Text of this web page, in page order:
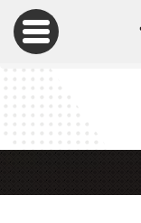
ECOVANCE+: